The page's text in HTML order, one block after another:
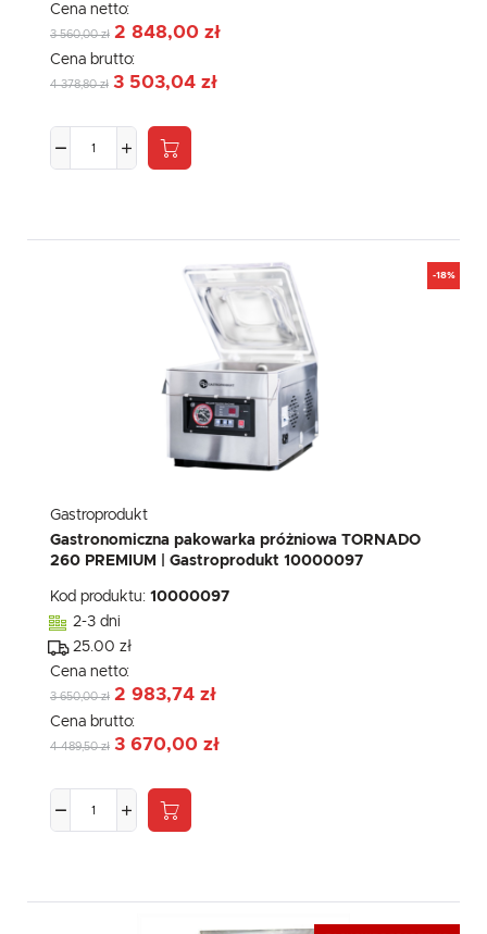
Cena netto:
3 560,00 zł 2 848,00 zł
Cena brutto:
4 378,80 zł 3 503,04 zł
-18%
Gastroprodukt
Gastronomiczna pakowarka próżniowa TORNADO
260 PREMIUM | Gastroprodukt 10000097
Kod produktu: 10000097
2-3 dni
25.00 zł
Cena netto:
3 650,00 zł 2 983,74 zł
Cena brutto:
4 489,50 zł 3 670,00 zł